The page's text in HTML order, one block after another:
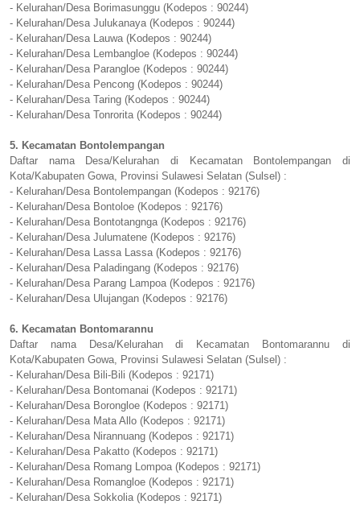
- Kelurahan/Desa Borimasunggu (Kodepos : 90244)
- Kelurahan/Desa Julukanaya (Kodepos : 90244)
- Kelurahan/Desa Lauwa (Kodepos : 90244)
- Kelurahan/Desa Lembangloe (Kodepos : 90244)
- Kelurahan/Desa Parangloe (Kodepos : 90244)
- Kelurahan/Desa Pencong (Kodepos : 90244)
- Kelurahan/Desa Taring (Kodepos : 90244)
- Kelurahan/Desa Tonrorita (Kodepos : 90244)
5. Kecamatan Bontolempangan
Daftar nama Desa/Kelurahan di Kecamatan Bontolempangan di
Kota/Kabupaten Gowa, Provinsi Sulawesi Selatan (Sulsel) :
- Kelurahan/Desa Bontolempangan (Kodepos : 92176)
- Kelurahan/Desa Bontoloe (Kodepos : 92176)
- Kelurahan/Desa Bontotangnga (Kodepos : 92176)
- Kelurahan/Desa Julumatene (Kodepos : 92176)
- Kelurahan/Desa Lassa Lassa (Kodepos : 92176)
- Kelurahan/Desa Paladingang (Kodepos : 92176)
- Kelurahan/Desa Parang Lampoa (Kodepos : 92176)
- Kelurahan/Desa Ulujangan (Kodepos : 92176)
6. Kecamatan Bontomarannu
Daftar nama Desa/Kelurahan di Kecamatan Bontomarannu di
Kota/Kabupaten Gowa, Provinsi Sulawesi Selatan (Sulsel) :
- Kelurahan/Desa Bili-Bili (Kodepos : 92171)
- Kelurahan/Desa Bontomanai (Kodepos : 92171)
- Kelurahan/Desa Borongloe (Kodepos : 92171)
- Kelurahan/Desa Mata Allo (Kodepos : 92171)
- Kelurahan/Desa Nirannuang (Kodepos : 92171)
- Kelurahan/Desa Pakatto (Kodepos : 92171)
- Kelurahan/Desa Romang Lompoa (Kodepos : 92171)
- Kelurahan/Desa Romangloe (Kodepos : 92171)
- Kelurahan/Desa Sokkolia (Kodepos : 92171)